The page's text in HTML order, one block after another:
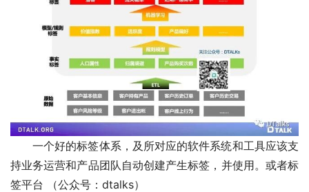
一个好的标签体系，及所对应的软件系统和工具应该支
持业务运营和产品团队自动创建产生标签，并使用。或者标
签平台 （公众号：dtalks）